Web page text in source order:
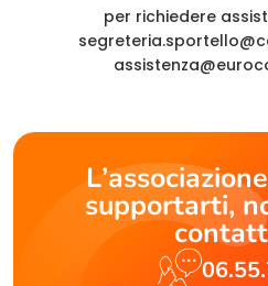
per richiedere
supportarti,